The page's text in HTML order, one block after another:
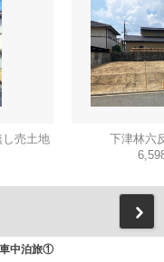
売土地
下津林六
車中泊旅①